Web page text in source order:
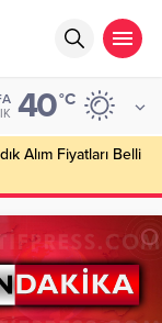
40°C
Alım Fiyatları Belli